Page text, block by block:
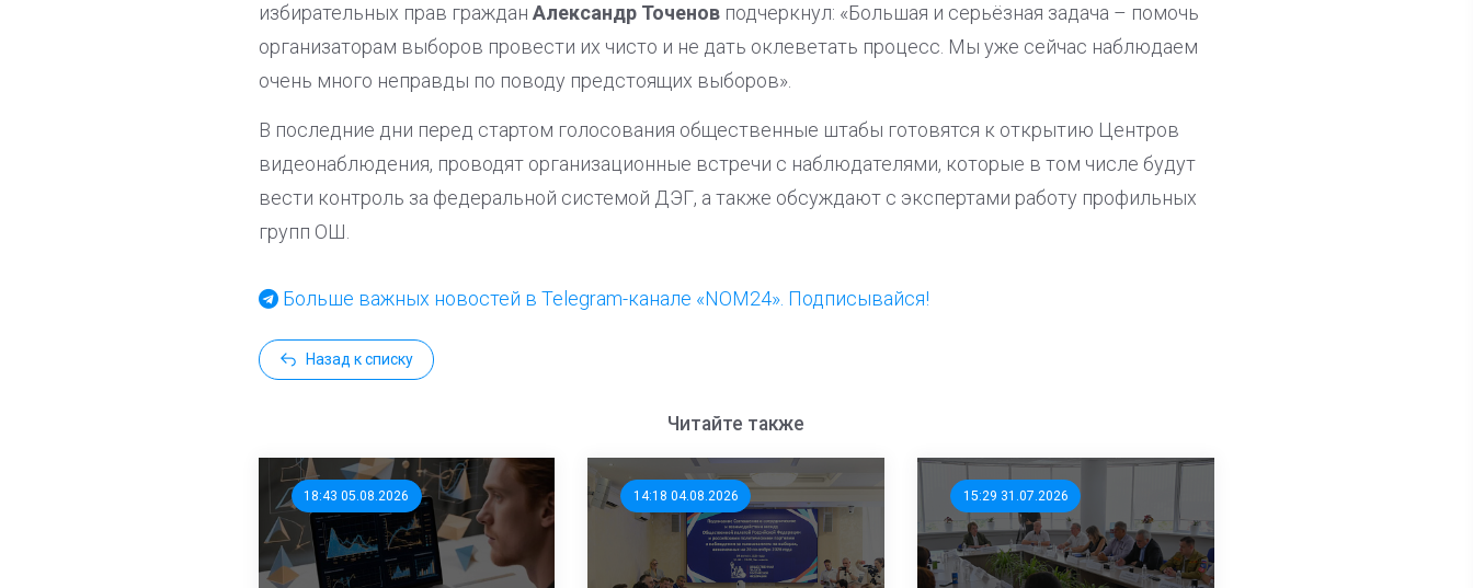
избирательных прав граждан Александр Точеновподчеркнул: «Большая и серьёзная задача – помочь
организаторам выборов провести их чисто и не дать оклеветать процесс. Мы уже сейчас наблюдаем
очень много неправды по поводу предстоящих выборов».
В последние дни перед стартом голосования общественные штабы готовятся к открытию Центров
видеонаблюдения, проводят организационные встречи с наблюдателями, которые в том числе будут
вести контроль за федеральной системой ДЭГ, а также обсуждают с экспертами работу профильных
групп ОШ.
Больше важных новостей в Telegram-канале «NOM24». Подписывайся!
Назад к списку
Читайте также
18:43 05.08.2026 14:18 04.08.2026 15:29 31.07.2026